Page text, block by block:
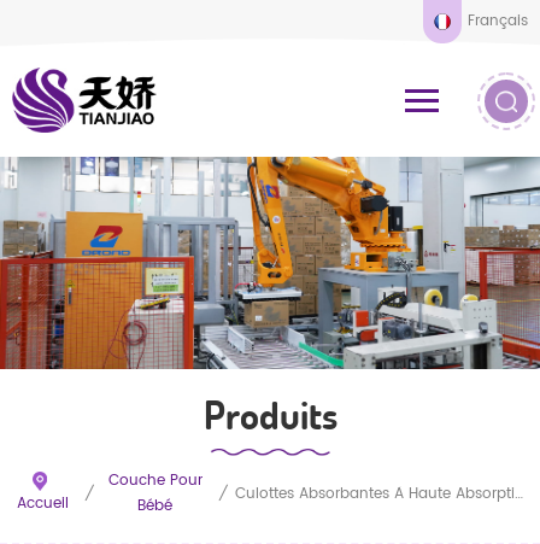
Français
Produits
Accueil /
Couche Pour
Bébé
/ Culottes Absorbantes À Haute Absorption - Échantillons Gratuits